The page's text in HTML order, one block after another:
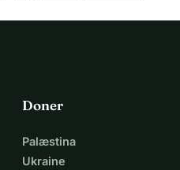
Doner
Palæstina
Ukraine